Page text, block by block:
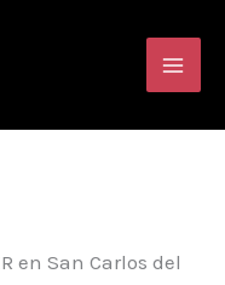
en San Carlos del